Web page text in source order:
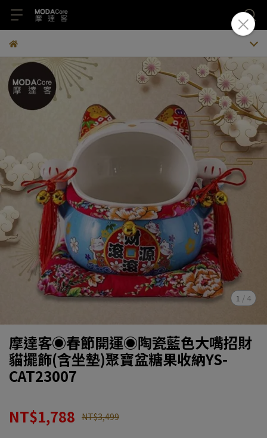
1 / 4
摩達客◉春節開運◉陶瓷藍色大嘴招財
貓擺飾(含坐墊)聚寶盆糖果收納YS-
CAT23007
NT$1,788 NT$3,499